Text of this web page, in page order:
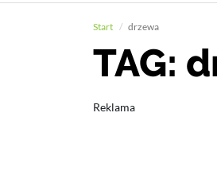
Start drzewa
TAG:
Reklama